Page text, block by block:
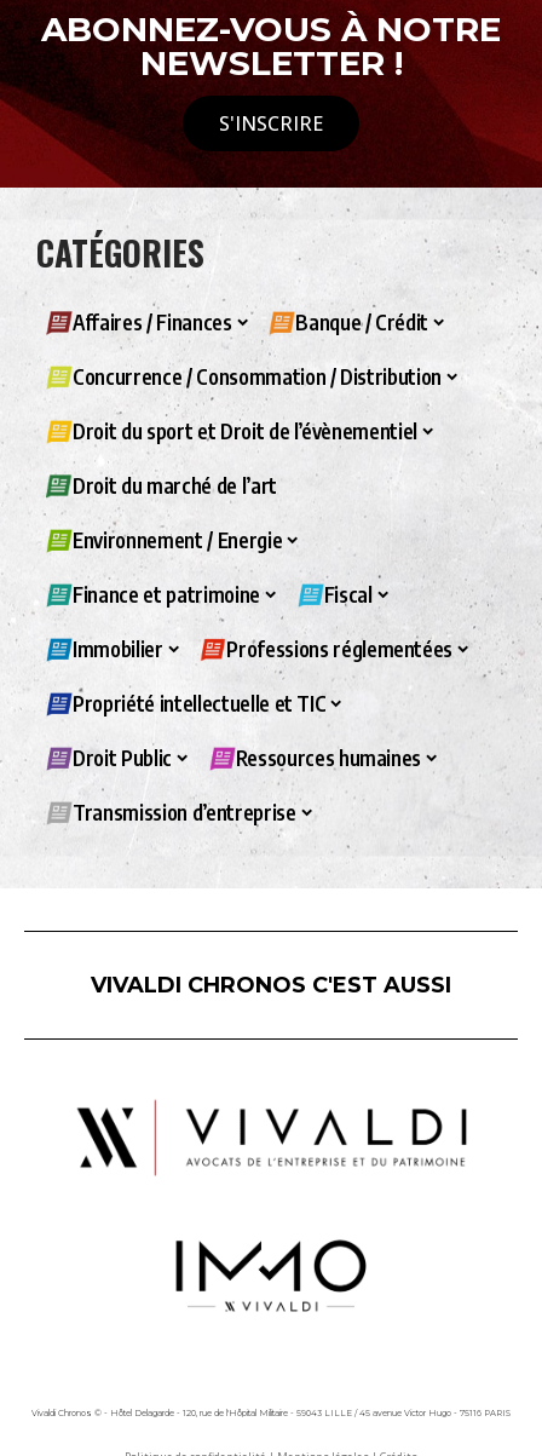
ABONNEZ-VOUS À NOTRE
NEWSLETTER !
S'INSCRIRE
CATÉGORIES
Affaires / Finances Banque / Crédit
Concurrence / Consommation / Distribution
Droit du sport et Droit de l’évènementiel
Droit du marché de l’art
Environnement / Energie
Finance et patrimoine Fiscal
Immobilier Professions réglementées
Propriété intellectuelle et TIC
Droit Public Ressources humaines
Transmission d’entreprise
VIVALDI CHRONOS C'EST AUSSI
Vivaldi Chronos © - Hôtel Delagarde - 120, rue de l'Hôpital Militaire - 59043 LILLE / 45 avenue Victor Hugo - 75116 PARIS